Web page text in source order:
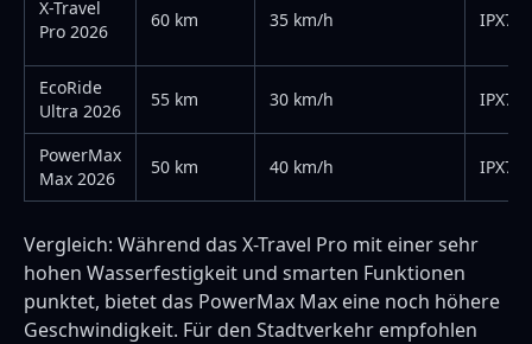
X-Travel
Pro 2026
60 km 35 km/h IPX7
EcoRide
Ultra 2026
55 km 30 km/h IPX7
PowerMax
Max 2026
50 km 40 km/h IPX7
Vergleich: Während das X-Travel Pro mit einer sehr
hohen Wasserfestigkeit und smarten Funktionen
punktet, bietet das PowerMax Max eine noch höhere
Geschwindigkeit. Für den Stadtverkehr empfohlen